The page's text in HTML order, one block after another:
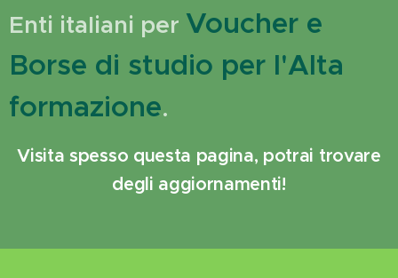
Enti italiani per Voucher e
Borse di studio per l'Alta
formazione.
Visita spesso questa pagina, potrai trovare
degli aggiornamenti!